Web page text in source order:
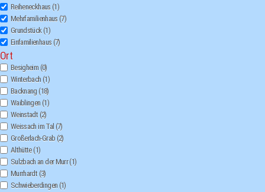
Reiheneckhaus (1)
Mehrfamilienhaus (7)
Grundstück (1)
Einfamilienhaus (7)
Ort
Besigheim (0)
Winterbach (1)
Backnang (18)
Waiblingen (1)
Weinstadt (2)
Weissach im Tal (7)
Großerlach-Grab (2)
Althütte (1)
Sulzbach an der Murr(1)
Murrhardt (3)
Schwieberdingen (1)